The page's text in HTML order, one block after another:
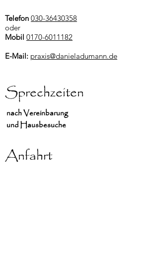
Telefon 030-36430358
oder
Mobil 0170-6011182
E-Mail: praxis@danieladumann.de
Sprechzeiten
nach Vereinbarung
und Hausbesuche
Anfahrt